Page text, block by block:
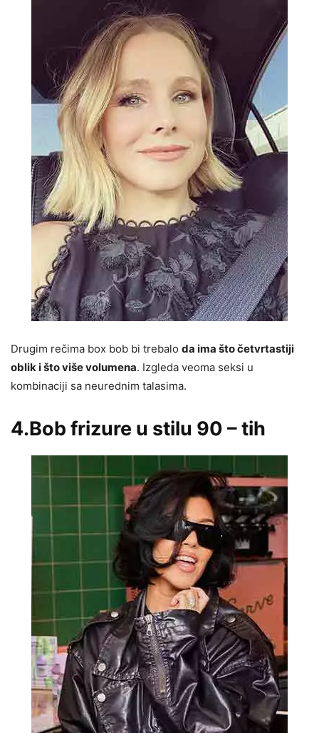
Drugim rečima box bob bi trebalo da ima što četvrtastiji
oblik i što više volumena. Izgleda veoma seksi u
kombinaciji sa neurednim talasima.
4.Bob frizure u stilu 90 – tih